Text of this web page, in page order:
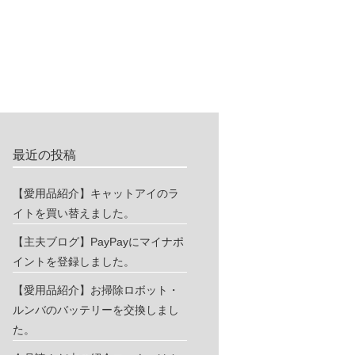
最近の投稿
【愛用品紹介】キャットアイのラ
イトを買い替えました。
【主夫ブログ】PayPayにマイナポ
イントを登録しました。
【愛用品紹介】お掃除ロボット・
ルンバのバッテリーを交換しまし
た。